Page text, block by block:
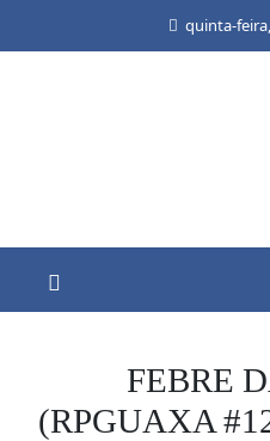
quinta-
FEBRE
(RPGUAXA